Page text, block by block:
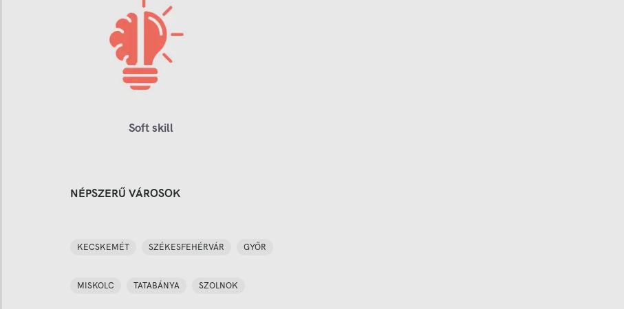
Soft skill
NÉPSZERŰ VÁROSOK
KECSKEMÉT SZÉKESFEHÉRVÁR GYŐR
MISKOLC TATABÁNYA SZOLNOK